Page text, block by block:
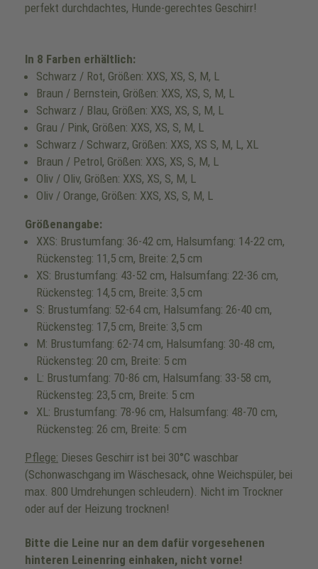
perfekt durchdachtes, Hunde-gerechtes Geschirr!
In 8 Farben erhältlich:
Schwarz / Rot, Größen: XXS, XS, S, M, L
Braun / Bernstein, Größen: XXS, XS, S, M, L
Schwarz / Blau, Größen: XXS, XS, S, M, L
Grau / Pink, Größen: XXS, XS, S, M, L
Schwarz / Schwarz, Größen: XXS, XS S, M, L, XL
Braun / Petrol, Größen: XXS, XS, S, M, L
Oliv / Oliv, Größen: XXS, XS, S, M, L
Oliv / Orange, Größen: XXS, XS, S, M, L
Größenangabe:
XXS: Brustumfang: 36-42 cm, Halsumfang: 14-22 cm,
Rückensteg: 11,5 cm, Breite: 2,5 cm
XS: Brustumfang: 43-52 cm, Halsumfang: 22-36 cm,
Rückensteg: 14,5 cm, Breite: 3,5 cm
S: Brustumfang: 52-64 cm, Halsumfang: 26-40 cm,
Rückensteg: 17,5 cm, Breite: 3,5 cm
M: Brustumfang: 62-74 cm, Halsumfang: 30-48 cm,
Rückensteg: 20 cm, Breite: 5 cm
L: Brustumfang: 70-86 cm, Halsumfang: 33-58 cm,
Rückensteg: 23,5 cm, Breite: 5 cm
XL: Brustumfang: 78-96 cm, Halsumfang: 48-70 cm,
Rückensteg: 26 cm, Breite: 5 cm
Pflege: Dieses Geschirr ist bei 30°C waschbar
(Schonwaschgang im Wäschesack, ohne Weichspüler, bei
max. 800 Umdrehungen schleudern). Nicht im Trockner
oder auf der Heizung trocknen!
Bitte die Leine nur an dem dafür vorgesehenen
hinteren Leinenring einhaken, nicht vorne!